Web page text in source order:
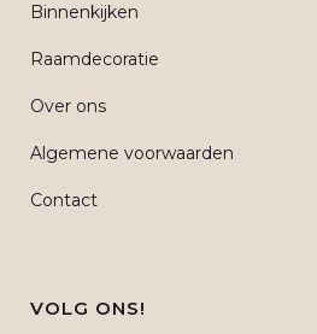
Binnenkijken
Raamdecoratie
Over ons
Algemene voorwaarden
Contact
VOLG ONS!